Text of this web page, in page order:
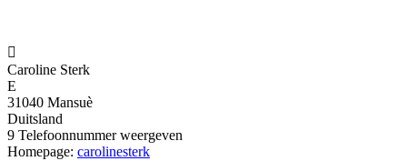

Caroline Sterk
E
31040 Mansuè
Duitsland
9 Telefoonnummer weergeven
Homepage: carolinesterk